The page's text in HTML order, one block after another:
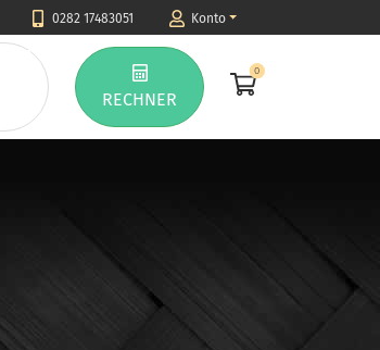
0282 17483051 Konto
RECHNER
0